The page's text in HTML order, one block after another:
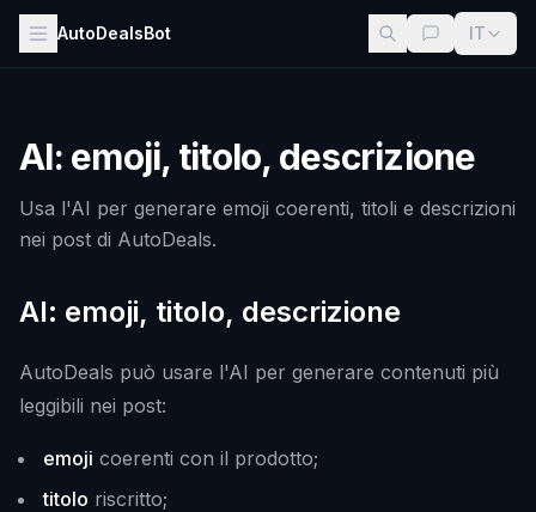
AutoDealsBot IT
AI: emoji, titolo, descrizione
Usa l'AI per generare emoji coerenti, titoli e descrizioni
nei post di AutoDeals.
AI: emoji, titolo, descrizione
AutoDeals può usare l'AI per generare contenuti più
leggibili nei post:
emoji coerenti con il prodotto;
titolo riscritto;